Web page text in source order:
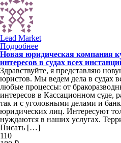
Lead Market
Подробнее
Новая юридическая компания
интересов в судах всех
Здравствуйте, я представляю
юристов. Мы ведем дела в судах
любые процессы: от
интересов в Кассационном суде,
так и с уголовными делами и
юридических лиц. Интересуют
нуждаются в наших услугах.
Писать […]
110